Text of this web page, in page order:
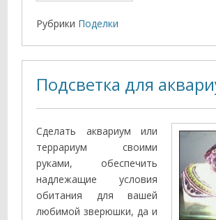
Рубрики Поделки
Подсветка для
Сделать аквариум или
террариум своими
руками, обеспечить
надлежащие условия
обитания для вашей
любимой зверюшки, да и